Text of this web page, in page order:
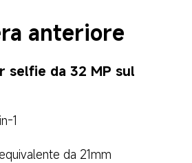
anteriore
selfie da 32 MP sul
1
da 21mm